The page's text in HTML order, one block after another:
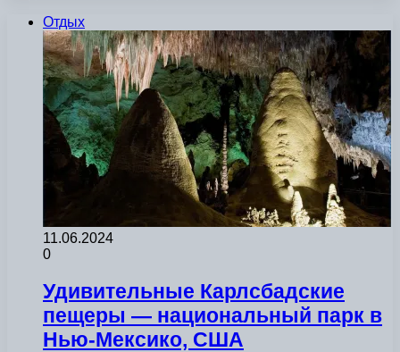
Отдых
11.06.2024
0
Удивительные Карлсбадские
пещеры — национальный парк в
Нью-Мексико, США